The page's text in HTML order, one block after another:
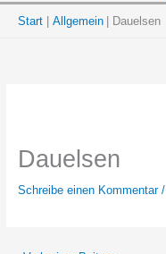
Start Allgemein Dauelsen
Dauelsen
Schreibe einen Kommentar /